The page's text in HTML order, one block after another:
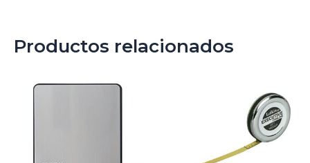
Productos relacionados